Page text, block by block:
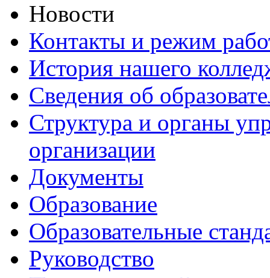
Новости
Контакты и режим
История нашего
Сведения об
Структура и органы
организации
Документы
Образование
Образовательные
Руководство